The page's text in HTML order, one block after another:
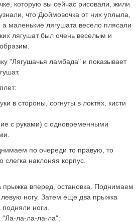
которую вы сейчас рисовали, жили
что Дюймовочка от них уплыла,
а маленькие лягушата весело плясали
лягушат был очень веселым и
"Лягушачья ламбада" и показывает
в стороны, согнуты в локтях, кисти
с руками) с одновременными
по очереди то правую, то
наклоняя корпус.
прыжка вперед, остановка. Поднимаем
ногу. Затем еще два прыжка
ноги.
ла-ла-ла-ла":